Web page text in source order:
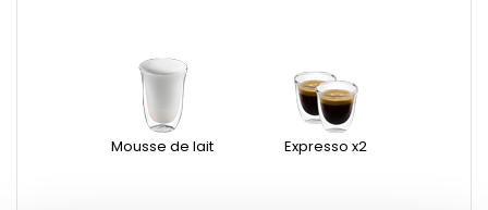
Mousse de lait Expresso x2